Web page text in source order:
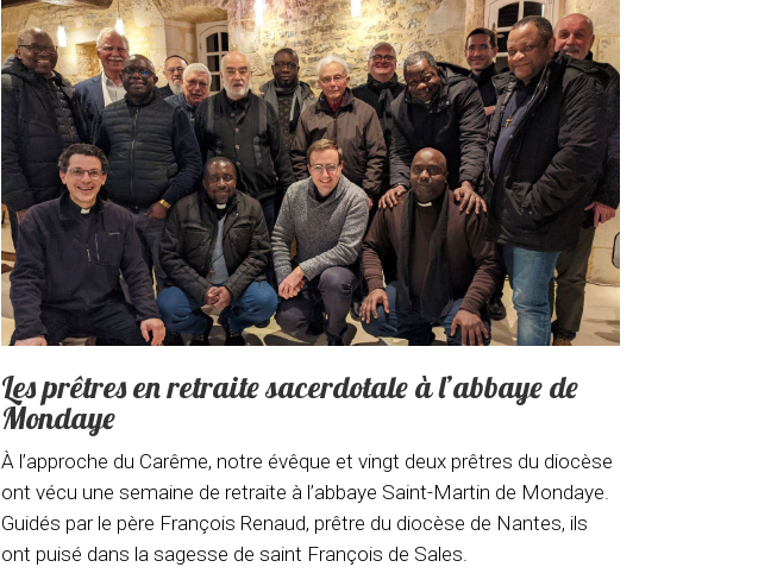
Les prêtres en retraite sacerdotale à l’abbaye de
Mondaye
À l’approche du Carême, notre évêque et vingt deux prêtres du diocèse
ont vécu une semaine de retraite à l’abbaye Saint-Martin de Mondaye.
Guidés par le père François Renaud, prêtre du diocèse de Nantes, ils
ont puisé dans la sagesse de saint François de Sales.